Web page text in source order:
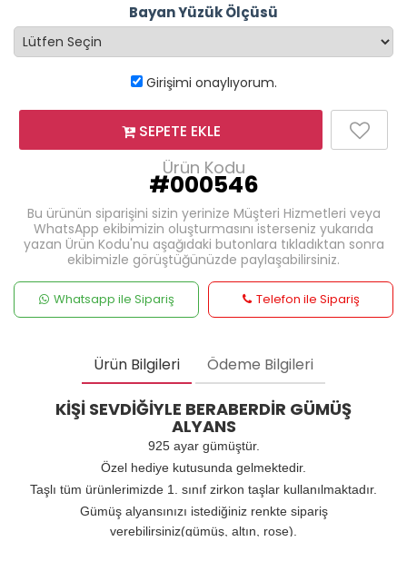
Bayan Yüzük Ölçüsü
Girişimi onaylıyorum.
SEPETE EKLE
Ürün Kodu
#000546
Bu ürünün siparişini sizin yerinize Müşteri Hizmetleri veya
WhatsApp ekibimizin oluşturmasını isterseniz yukarıda
yazan Ürün Kodu'nu aşağıdaki butonlara tıkladıktan sonra
ekibimizle görüştüğünüzde paylaşabilirsiniz.
Whatsapp ile Sipariş Telefon ile Sipariş
Ürün Bilgileri Ödeme Bilgileri
KİŞİ SEVDİĞİYLE BERABERDİR GÜMÜŞ
ALYANS
925 ayar gümüştür.
Özel hediye kutusunda gelmektedir.
Taşlı tüm ürünlerimizde 1. sınıf zirkon taşlar kullanılmaktadır.
Gümüş alyansınızı istediğiniz renkte sipariş
verebilirsiniz(gümüş, altın, rose).